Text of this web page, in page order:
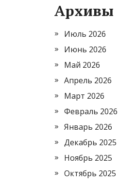
Архивы
Июль 2026
Июнь 2026
Май 2026
Апрель 2026
Март 2026
Февраль 2026
Январь 2026
Декабрь 2025
Ноябрь 2025
Октябрь 2025